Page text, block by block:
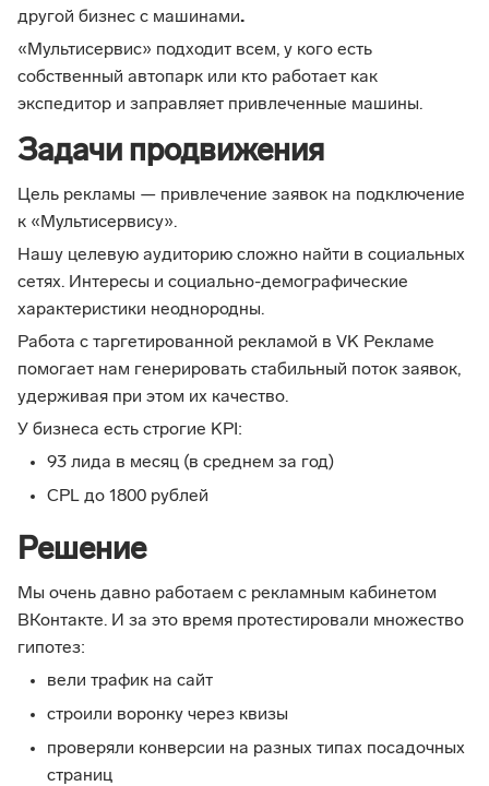
другой бизнес с машинами.
«Мультисервис» подходит всем, у кого есть
собственный автопарк или кто работает как
экспедитор и заправляет привлеченные машины.
Задачи продвижения
Цель рекламы — привлечение заявок на подключение
к «Мультисервису».
Нашу целевую аудиторию сложно найти в социальных
сетях. Интересы и социально-демографические
характеристики неоднородны.
Работа с таргетированной рекламой в VK Рекламе
помогает нам генерировать стабильный поток заявок,
удерживая при этом их качество.
У бизнеса есть строгие KPI:
93 лида в месяц (в среднем за год)
CPL до 1800 рублей
Решение
Мы очень давно работаем с рекламным кабинетом
ВКонтакте. И за это время протестировали множество
гипотез:
вели трафик на сайт
строили воронку через квизы
проверяли конверсии на разных типах посадочных
страниц